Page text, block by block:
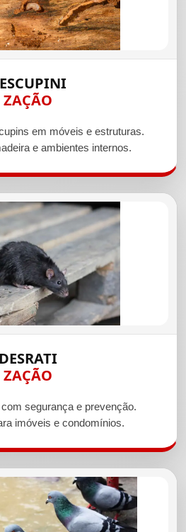
ZAÇÃO
em móveis e estruturas.
e ambientes internos.
DESRATI
ZAÇÃO
segurança e prevenção.
imóveis e condomínios.